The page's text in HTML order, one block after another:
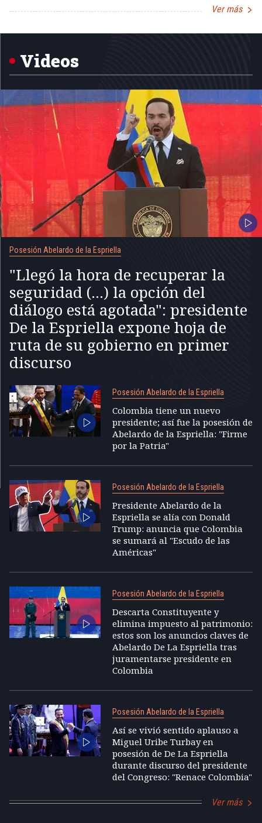
Ver más
Videos
Posesión Abelardo de la Espriella
"Llegó la hora de recuperar la
seguridad (...) la opción del
diálogo está agotada": presidente
De la Espriella expone hoja de
ruta de su gobierno en primer
discurso
Posesión Abelardo de la Espriella
Colombia tiene un nuevo
presidente; así fue la posesión de
Abelardo de la Espriella: "Firme
por la Patria"
Posesión Abelardo de la Espriella
Presidente Abelardo de la
Espriella se alía con Donald
Trump: anuncia que Colombia
se sumará al "Escudo de las
Américas"
Posesión Abelardo de la Espriella
Descarta Constituyente y
elimina impuesto al patrimonio:
estos son los anuncios claves de
Abelardo De La Espriella tras
juramentarse presidente en
Colombia
Posesión Abelardo de la Espriella
Así se vivió sentido aplauso a
Miguel Uribe Turbay en
posesión de De La Espriella
durante discurso del presidente
del Congreso: "Renace Colombia"
Ver más